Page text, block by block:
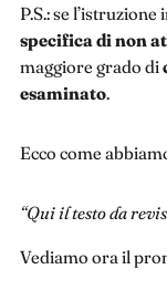
P.S.: se
specifica di non
maggiore grado di
esaminato.
Ecco come
“Qui il testo da
Vediamo ora il